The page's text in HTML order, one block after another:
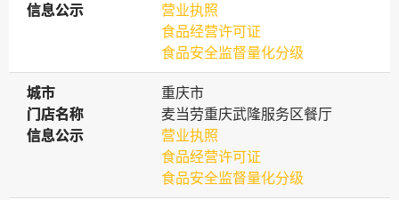
信息公示
信息公示
营业执照
食品经营许可证
食品安全监督量化分级
城市
城市
重庆市
门店名称
门店名称
麦当劳重庆武隆服务区餐厅
信息公示
信息公示
营业执照
食品经营许可证
食品安全监督量化分级